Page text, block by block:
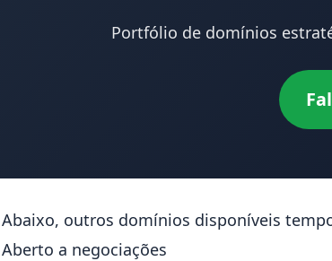
Portfólio de domínios
Abaixo, outros domínios disponíveis
Aberto a negociações